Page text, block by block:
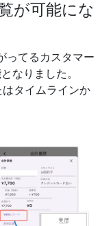
が可能にな
ってるカスタマー
なりました。
タイムラインか